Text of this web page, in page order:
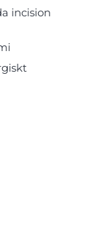
incision